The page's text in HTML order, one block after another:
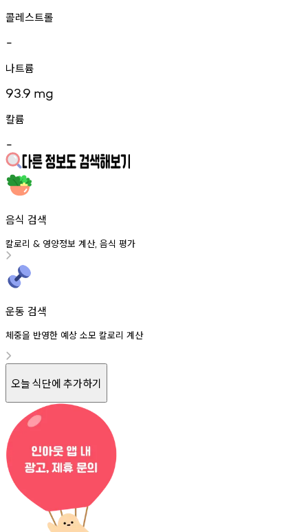
콜레스트롤
-
나트륨
93.9 mg
칼륨
-
음식 검색
칼로리 & 영양정보 계산, 음식 평가
운동 검색
체중을 반영한 예상 소모 칼로리 계산
오늘 식단에 추가하기